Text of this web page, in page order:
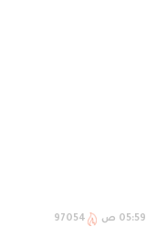
05:59 ص 97054